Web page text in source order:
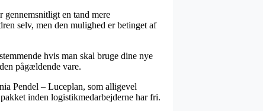
en tand mere
selv, men den mulighed er betinget af
hvis man skal bruge dine nye
pågældende vare.
Pendel – Luceplan, som alligevel
inden logistikmedarbejderne har fri.